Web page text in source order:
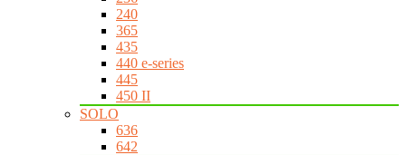
240
365
435
440 e-series
445
450 II
SOLO
636
642